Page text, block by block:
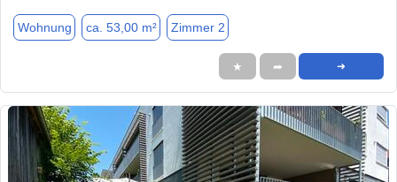
Wohnung ca. 53,00 m² Zimmer 2
★ ➦ ➜